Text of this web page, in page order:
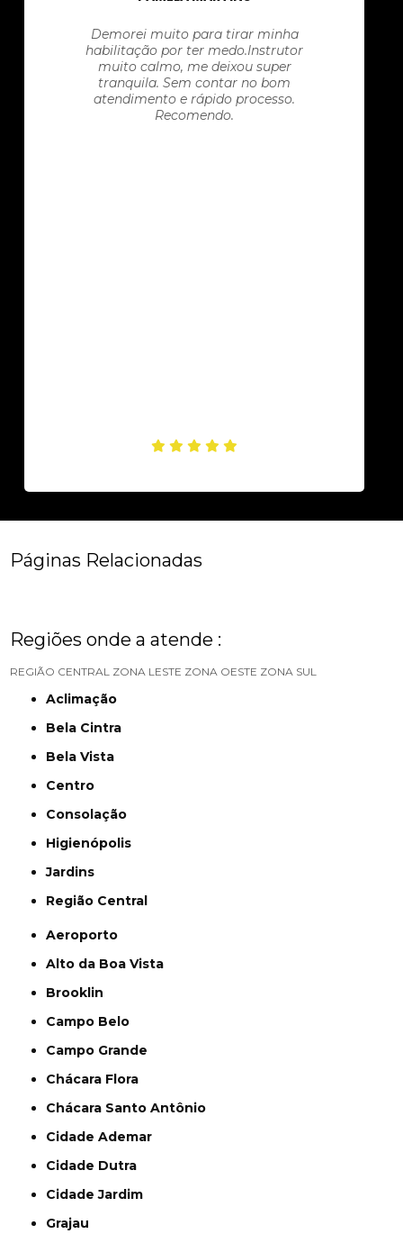
Demorei muito para tirar minha
habilitação por ter medo.Instrutor
muito calmo, me deixou super
tranquila. Sem contar no bom
atendimento e rápido processo.
Recomendo.
Páginas Relacionadas
Regiões onde a atende :
REGIÃO CENTRAL ZONA LESTE ZONA OESTE ZONA SUL
Aclimação
Bela Cintra
Bela Vista
Centro
Consolação
Higienópolis
Jardins
Região Central
Aeroporto
Alto da Boa Vista
Brooklin
Campo Belo
Campo Grande
Chácara Flora
Chácara Santo Antônio
Cidade Ademar
Cidade Dutra
Cidade Jardim
Grajau